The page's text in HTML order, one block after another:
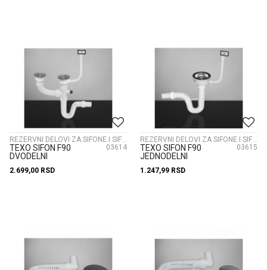
03614
TEXO SIFON F90
DVODELNI
2.699,00 RSD
03615
TEXO SIFON F90
JEDNODELNI
1.247,99 RSD